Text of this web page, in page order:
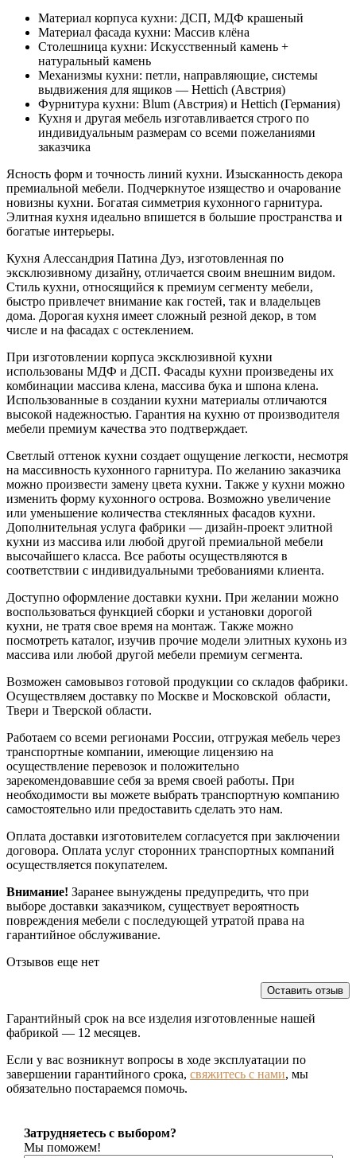
Материал корпуса кухни: ДСП, МДФ крашеный
Материал фасада кухни: Массив клёна
Столешница кухни: Искусственный камень +
натуральный камень
Механизмы кухни: петли, направляющие, системы
выдвижения для ящиков — Hettich (Австрия)
Фурнитура кухни: Blum (Австрия) и Hettich (Германия)
Кухня и другая мебель изготавливается строго по
индивидуальным размерам со всеми пожеланиями
заказчика
Ясность форм и точность линий кухни. Изысканность декора
премиальной мебели. Подчеркнутое изящество и очарование
новизны кухни. Богатая симметрия кухонного гарнитура.
Элитная кухня идеально впишется в большие пространства и
богатые интерьеры.
Кухня Алессандрия Патина Дуэ, изготовленная по
эксклюзивному дизайну, отличается своим внешним видом.
Стиль кухни, относящийся к премиум сегменту мебели,
быстро привлечет внимание как гостей, так и владельцев
дома. Дорогая кухня имеет сложный резной декор, в том
числе и на фасадах с остеклением.
При изготовлении корпуса эксклюзивной кухни
использованы МДФ и ДСП. Фасады кухни произведены их
комбинации массива клена, массива бука и шпона клена.
Использованные в создании кухни материалы отличаются
высокой надежностью. Гарантия на кухню от производителя
мебели премиум качества это подтверждает.
Светлый оттенок кухни создает ощущение легкости, несмотря
на массивность кухонного гарнитура. По желанию заказчика
можно произвести замену цвета кухни. Также у кухни можно
изменить форму кухонного острова. Возможно увеличение
или уменьшение количества стеклянных фасадов кухни.
Дополнительная услуга фабрики — дизайн-проект элитной
кухни из массива или любой другой премиальной мебели
высочайшего класса. Все работы осуществляются в
соответствии с индивидуальными требованиями клиента.
Доступно оформление доставки кухни. При желании можно
воспользоваться функцией сборки и установки дорогой
кухни, не тратя свое время на монтаж. Также можно
посмотреть каталог, изучив прочие модели элитных кухонь из
массива или любой другой мебели премиум сегмента.
Возможен самовывоз готовой продукции со складов фабрики.
Осуществляем доставку по Москве и Московской области,
Твери и Тверской области.
Работаем со всеми регионами России, отгружая мебель через
транспортные компании, имеющие лицензию на
осуществление перевозок и положительно
зарекомендовавшие себя за время своей работы. При
необходимости вы можете выбрать транспортную компанию
самостоятельно или предоставить сделать это нам.
Оплата доставки изготовителем согласуется при заключении
договора. Оплата услуг сторонних транспортных компаний
осуществляется покупателем.
Внимание! Заранее вынуждены предупредить, что при
выборе доставки заказчиком, существует вероятность
повреждения мебели с последующей утратой права на
гарантийное обслуживание.
Отзывов еще нет
Оставить отзыв
Гарантийный срок на все изделия изготовленные нашей
фабрикой — 12 месяцев.
Если у вас возникнут вопросы в ходе эксплуатации по
завершении гарантийного срока, свяжитесь с нами, мы
обязательно постараемся помочь.
Затрудняетесь с выбором?
Мы поможем!